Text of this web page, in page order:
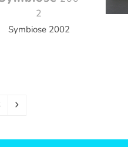
2
Symbiose 2002
Vorwärts